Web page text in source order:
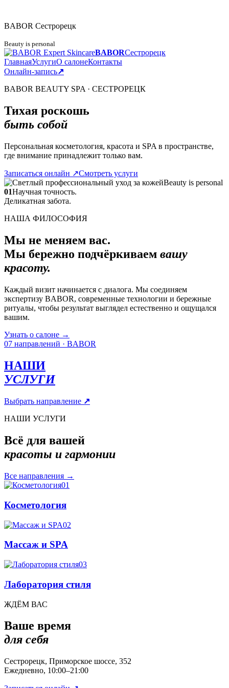
BABOR Сестрорецк
Beauty is personal
BABORСестрорецк
ГлавнаяУслугиО салонеКонтакты
Онлайн-запись↗
BABOR BEAUTY SPA · СЕСТРОРЕЦК
Тихая роскошь
быть собой
Персональная косметология, красота и SPA в пространстве,
где внимание принадлежит только вам.
Записаться онлайн ↗Смотреть услуги
Beauty is personal
01Научная точность.
Деликатная забота.
НАША ФИЛОСОФИЯ
Мы не меняем вас.
Мы бережно подчёркиваем вашу
красоту.
Каждый визит начинается с диалога. Мы соединяем
экспертизу BABOR, современные технологии и бережные
ритуалы, чтобы результат выглядел естественно и ощущался
вашим.
Узнать о салоне →
07 направлений · BABOR
НАШИ
УСЛУГИ
Выбрать направление ↗
НАШИ УСЛУГИ
Всё для вашей
красоты и гармонии
Все направления →
01
Косметология
02
Массаж и SPA
03
Лаборатория стиля
ЖДЁМ ВАС
Ваше время
для себя
Сестрорецк, Приморское шоссе, 352
Ежедневно, 10:00–21:00